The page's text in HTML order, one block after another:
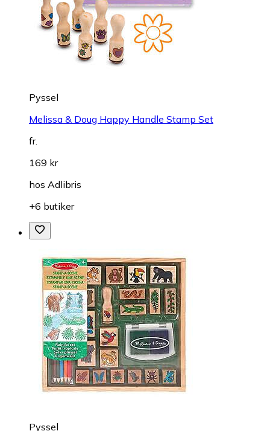
Pyssel
Melissa & Doug Happy Handle Stamp Set
fr.
169 kr
hos Adlibris
+6 butiker
Pyssel